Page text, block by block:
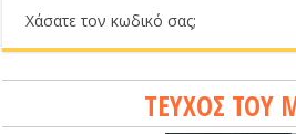
Χάσατε τον κωδικό σας;
ΤΕΥΧΟΣ ΤΟΥ